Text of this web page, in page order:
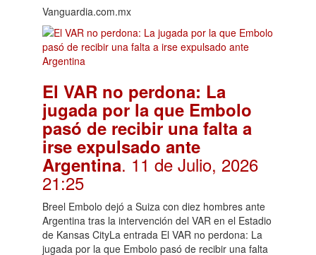
Vanguardia.com.mx
El VAR no perdona: La
jugada por la que Embolo
pasó de recibir una falta a
irse expulsado ante
Argentina. 11 de Julio, 2026
21:25
Breel Embolo dejó a Suiza con diez hombres ante
Argentina tras la intervención del VAR en el Estadio
de Kansas CityLa entrada El VAR no perdona: La
jugada por la que Embolo pasó de recibir una falta